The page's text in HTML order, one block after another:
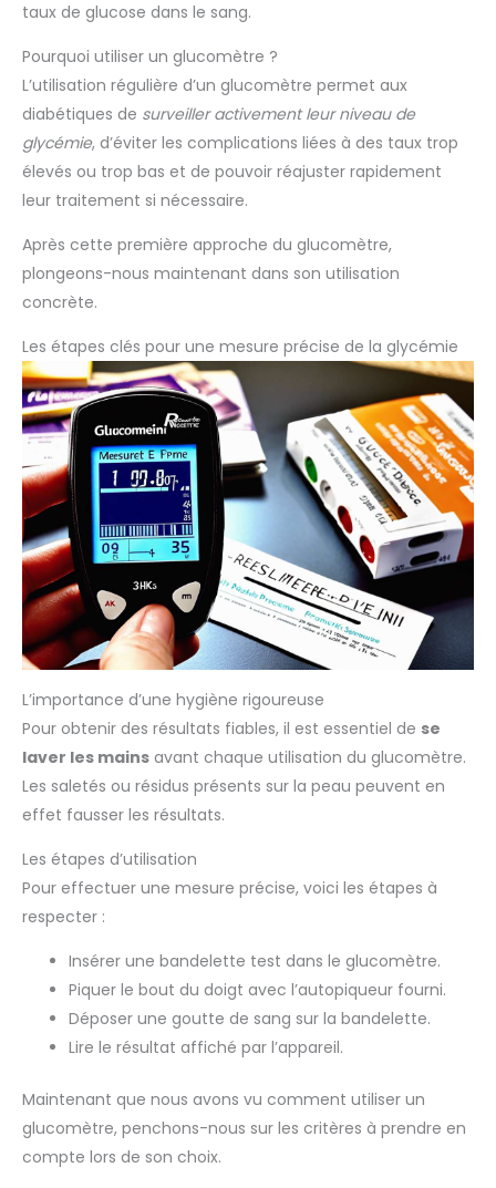
taux de glucose dans le sang.
Pourquoi utiliser un glucomètre ?
L’utilisation régulière d’un glucomètre permet aux
diabétiques de surveiller activement leur niveau de
glycémie, d’éviter les complications liées à des taux trop
élevés ou trop bas et de pouvoir réajuster rapidement
leur traitement si nécessaire.
Après cette première approche du glucomètre,
plongeons-nous maintenant dans son utilisation
concrète.
Les étapes clés pour une mesure précise de la glycémie
L’importance d’une hygiène rigoureuse
Pour obtenir des résultats fiables, il est essentiel de se
laver les mains avant chaque utilisation du glucomètre.
Les saletés ou résidus présents sur la peau peuvent en
effet fausser les résultats.
Les étapes d’utilisation
Pour effectuer une mesure précise, voici les étapes à
respecter :
Insérer une bandelette test dans le glucomètre.
Piquer le bout du doigt avec l’autopiqueur fourni.
Déposer une goutte de sang sur la bandelette.
Lire le résultat affiché par l’appareil.
Maintenant que nous avons vu comment utiliser un
glucomètre, penchons-nous sur les critères à prendre en
compte lors de son choix.